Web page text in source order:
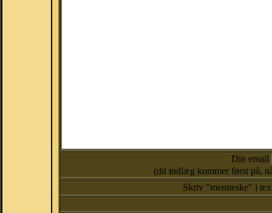
Din email
(dit indlæg kommer først på,
Skriv "menneske" i